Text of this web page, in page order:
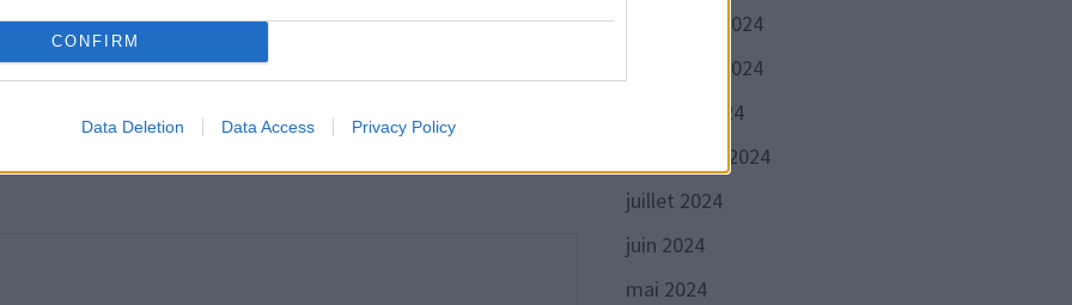
CONFIRM
Data Deletion Data Access Privacy Policy
enchères, une vente à ne pas manquer
décembre 2024
novembre 2024
octobre 2024
septembre 2024
juillet 2024
juin 2024
mai 2024